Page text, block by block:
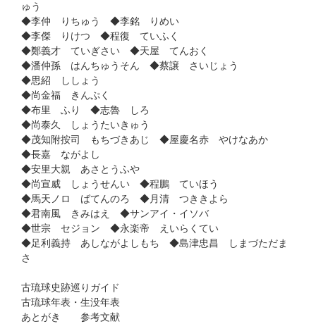
ゅう
◆李仲 りちゅう ◆李銘 りめい
◆李傑 りけつ ◆程復 ていふく
◆鄭義才 ていぎさい ◆天屋 てんおく
◆潘仲孫 はんちゅうそん ◆蔡譲 さいじょう
◆思紹 ししょう
◆尚金福 きんぷく
◆布里 ふり ◆志魯 しろ
◆尚泰久 しょうたいきゅう
◆茂知附按司 もちづきあじ ◆屋慶名赤 やけなあか
◆長嘉 ながよし
◆安里大親 あさとうふや
◆尚宣威 しょうせんい ◆程鵬 ていほう
◆馬天ノロ ばてんのろ ◆月清 つききよら
◆君南風 きみはえ ◆サンアイ・イソバ
◆世宗 セジョン ◆永楽帝 えいらくてい
◆足利義持 あしながよしもち ◆島津忠昌 しまづただま
さ
古琉球史跡巡りガイド
古琉球年表・生没年表
あとがき 参考文献